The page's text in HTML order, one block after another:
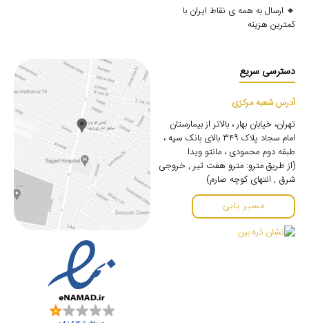
🔸 ارسال به همه ی نقاط ایران با
کمترین هزینه
دسترسی سریع
آدرس شعبه مرکزی
تهران، خیابان بهار ، بالاتر از بیمارستان
امام سجاد پلاک ۳۴۹ بالای بانک سپه ،
طبقه دوم محمودی ، مانتو ویدا
(از طریق مترو: مترو هفت تیر , خروجی
شرق , انتهای کوچه صارم)
مسیر یابی